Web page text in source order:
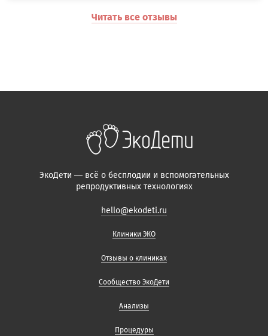
Читать все отзывы
ЭкоДети — всё о бесплодии и вспомогательных
репродуктивных технологиях
hello@ekodeti.ru
Клиники ЭКО
Отзывы о клиниках
Сообщество ЭкоДети
Анализы
Процедуры